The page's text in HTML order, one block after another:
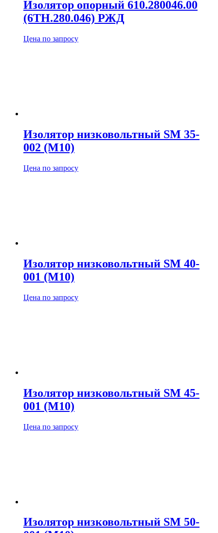
Изолятор опорный 610.280046.00
(6ТН.280.046) РЖД
Цена по запросу
Изолятор низковольтный SM 35-
002 (М10)
Цена по запросу
Изолятор низковольтный SM 40-
001 (М10)
Цена по запросу
Изолятор низковольтный SM 45-
001 (М10)
Цена по запросу
Изолятор низковольтный SM 50-